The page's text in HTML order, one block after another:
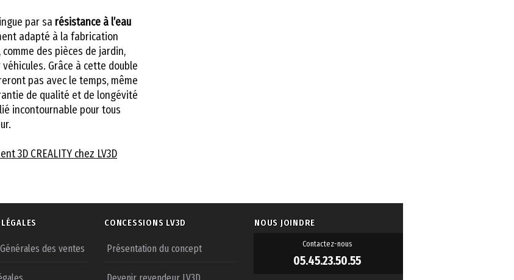
par sa résistance à l’eau
adapté à la fabrication
des pièces de jardin,
Grâce à cette double
pas avec le temps, même
de qualité et de longévité
incontournable pour tous
3D CREALITY chez LV3D
des ventes
CONCESSIONS LV3D
Présentation du concept
Devenir revendeur LV3D
NOUS JOINDRE
Contactez-nous
05.45.23.50.55